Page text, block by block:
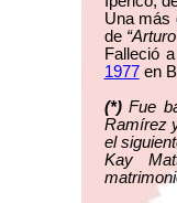
Una más
de
Falleció
1977en
(*)Fue
Ramírez
el
Kay